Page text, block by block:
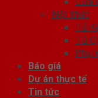
Nội thất
Tủ
Tủ
Phụ
Báo giá
Dự án thực tế
Tin tức